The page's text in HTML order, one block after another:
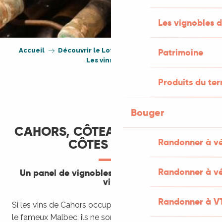
Les vignobles
Patrimoine
Produits du
Bouger
Randonner à
Randonner à
Randonner à
Accueil Découvrir le Lot
Produits du terroir
Les vins du Lot
CAHORS, CÔTEAUX DU QUERCY,
CÔTES DU LOT
Un panel de vignobles pour une diversité de
vins
Si les vins de Cahors occupent le haut de l’affiche avec
le fameux Malbec, ils ne sont pour autant pas les